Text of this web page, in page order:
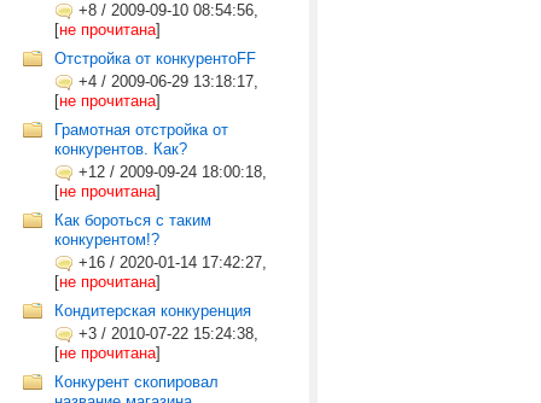
+8 / 2009-09-10 08:54:56,
[не прочитана]
Отстройка от конкурентоFF
+4 / 2009-06-29 13:18:17,
[не прочитана]
Грамотная отстройка от
конкурентов. Как?
+12 / 2009-09-24 18:00:18,
[не прочитана]
Как бороться с таким
конкурентом!?
+16 / 2020-01-14 17:42:27,
[не прочитана]
Кондитерская конкуренция
+3 / 2010-07-22 15:24:38,
[не прочитана]
Конкурент скопировал